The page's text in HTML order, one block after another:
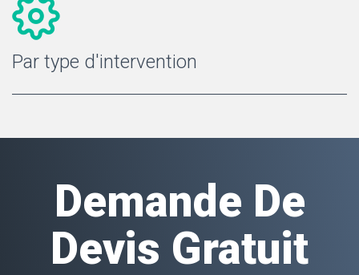
Par type d'intervention
Demande De
Devis Gratuit